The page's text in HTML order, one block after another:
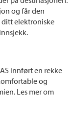
og får den
ditt elektroniske
innført en rekke
og
Les mer om